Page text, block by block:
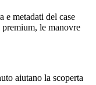
e metadati del case
premium, le manovre
aiutano la scoperta